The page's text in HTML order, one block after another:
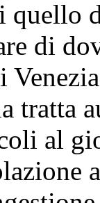
quello
di
tratta
al